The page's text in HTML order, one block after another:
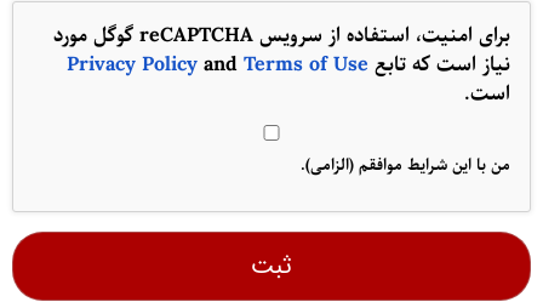
برای امنیت، استفاده از سرویس reCAPTCHA گوگل مورد
نیاز است که تابع
Privacy PolicyandTerms of Use
است.
من با این شرایط موافقم (الزامی).